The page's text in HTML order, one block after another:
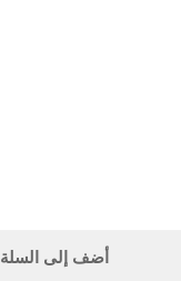
أضف إلى السلة